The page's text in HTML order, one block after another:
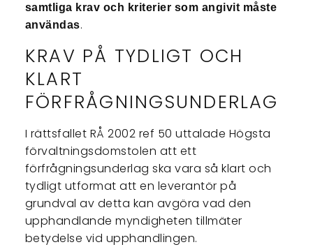
samtliga krav och kriterier som angivit måste
användas.
KRAV PÅ TYDLIGT OCH
KLART
FÖRFRÅGNINGSUNDERLAG
I rättsfallet RÅ 2002 ref 50 uttalade Högsta
förvaltningsdomstolen att ett
förfrågningsunderlag ska vara så klart och
tydligt utformat att en leverantör på
grundval av detta kan avgöra vad den
upphandlande myndigheten tillmäter
betydelse vid upphandlingen.